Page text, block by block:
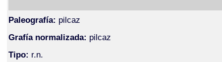
Paleografía: pilcaz
Grafía normalizada: pilcaz
Tipo: r.n.